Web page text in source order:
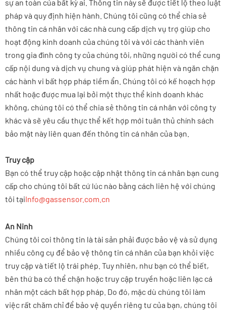
sự an toàn của bất kỳ ai. Thông tin này sẽ được tiết lộ theo luật
pháp và quy định hiện hành. Chúng tôi cũng có thể chia sẻ
thông tin cá nhân với các nhà cung cấp dịch vụ trợ giúp cho
hoạt động kinh doanh của chúng tôi và với các thành viên
trong gia đình công ty của chúng tôi, những người có thể cung
cấp nội dung và dịch vụ chung và giúp phát hiện và ngăn chặn
các hành vi bất hợp pháp tiềm ẩn. Chúng tôi có kế hoạch hợp
nhất hoặc được mua lại bởi một thực thể kinh doanh khác
không, chúng tôi có thể chia sẻ thông tin cá nhân với công ty
khác và sẽ yêu cầu thực thể kết hợp mới tuân thủ chính sách
bảo mật này liên quan đến thông tin cá nhân của bạn.
Truy cập
Bạn có thể truy cập hoặc cập nhật thông tin cá nhân bạn cung
cấp cho chúng tôi bất cứ lúc nào bằng cách liên hệ với chúng
tôi tạiInfo@gassensor.com.cn
An Ninh
Chúng tôi coi thông tin là tài sản phải được bảo vệ và sử dụng
nhiều công cụ để bảo vệ thông tin cá nhân của bạn khỏi việc
truy cập và tiết lộ trái phép. Tuy nhiên, như bạn có thể biết,
bên thứ ba có thể chặn hoặc truy cập truyền hoặc liên lạc cá
nhân một cách bất hợp pháp. Do đó, mặc dù chúng tôi làm
việc rất chăm chỉ để bảo vệ quyền riêng tư của bạn, chúng tôi